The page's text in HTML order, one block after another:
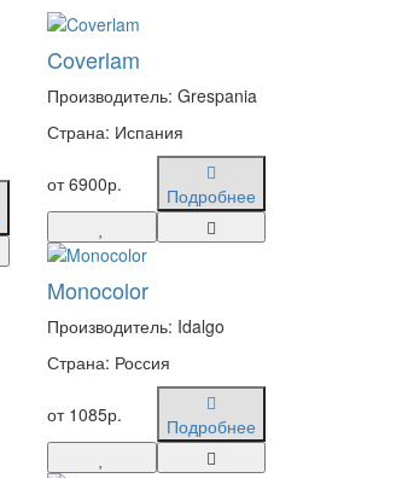
Coverlam
Производитель: Grespania
Страна: Испания
от 6900р. Подробнее
Monocolor
Производитель: Idalgo
Страна: Россия
от 1085р. Подробнее